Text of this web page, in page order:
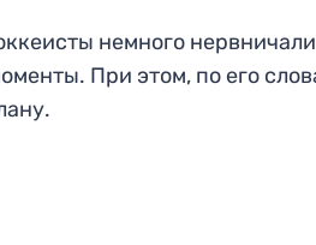
немного
При этом, по его